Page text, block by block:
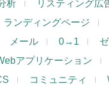
析 リスティング広
ランディングページ
メール 0→1
アプリケーション
コミュニティ